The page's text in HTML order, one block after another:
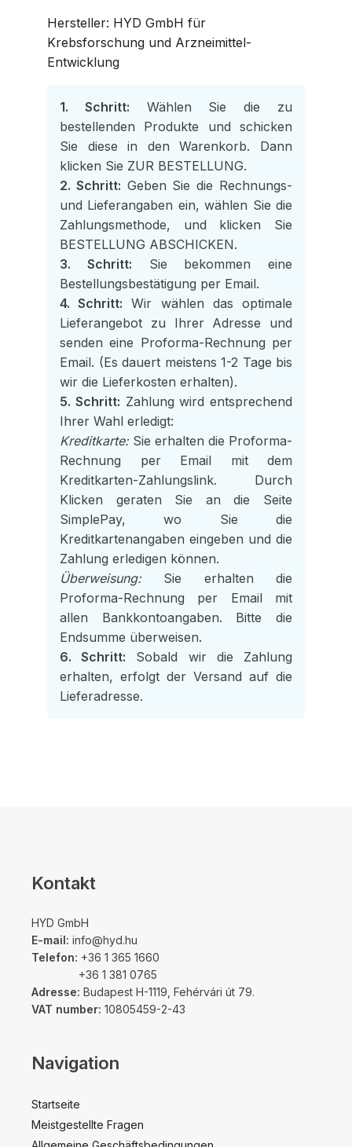
Hersteller: HYD GmbH für
Krebsforschung und Arzneimittel-
Entwicklung
1. Schritt: Wählen Sie die zu
bestellenden Produkte und schicken
Sie diese in den Warenkorb. Dann
klicken Sie ZUR BESTELLUNG.
2. Schritt: Geben Sie die Rechnungs-
und Lieferangaben ein, wählen Sie die
Zahlungsmethode, und klicken Sie
BESTELLUNG ABSCHICKEN.
3. Schritt: Sie bekommen eine
Bestellungsbestätigung per Email.
4. Schritt: Wir wählen das optimale
Lieferangebot zu Ihrer Adresse und
senden eine Proforma-Rechnung per
Email. (Es dauert meistens 1-2 Tage bis
wir die Lieferkosten erhalten).
5. Schritt: Zahlung wird entsprechend
Ihrer Wahl erledigt:
Kreditkarte:Sie erhalten die Proforma-
Rechnung per Email mit dem
Kreditkarten-Zahlungslink. Durch
Klicken geraten Sie an die Seite
SimplePay, wo Sie die
Kreditkartenangaben eingeben und die
Zahlung erledigen können.
Überweisung:Sie erhalten die
Proforma-Rechnung per Email mit
allen Bankkontoangaben. Bitte die
Endsumme überweisen.
6. Schritt: Sobald wir die Zahlung
erhalten, erfolgt der Versand auf die
Lieferadresse.
Kontakt
HYD GmbH
E-mail: info@hyd.hu
Telefon: +36 1 365 1660
+36 1 381 0765
Adresse: Budapest H-1119, Fehérvári út 79.
VAT number: 10805459-2-43
Navigation
Startseite
Meistgestellte Fragen